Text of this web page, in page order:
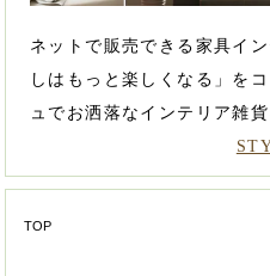
ネットで販売できる家具イ
しはもっと楽しくなる」を
ュでお洒落なインテリア雑
TOP